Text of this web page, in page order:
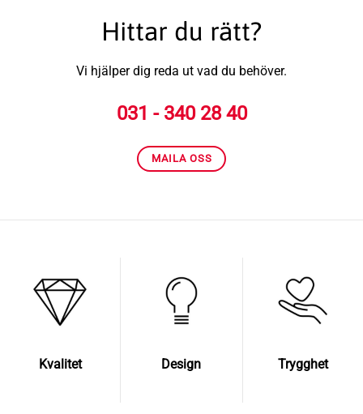
Hittar du rätt?
Vi hjälper dig reda ut vad du behöver.
031 - 340 28 40
MAILA OSS
Kvalitet Design Trygghet